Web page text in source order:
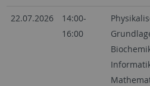
22.07.2026
14:00-
16:00